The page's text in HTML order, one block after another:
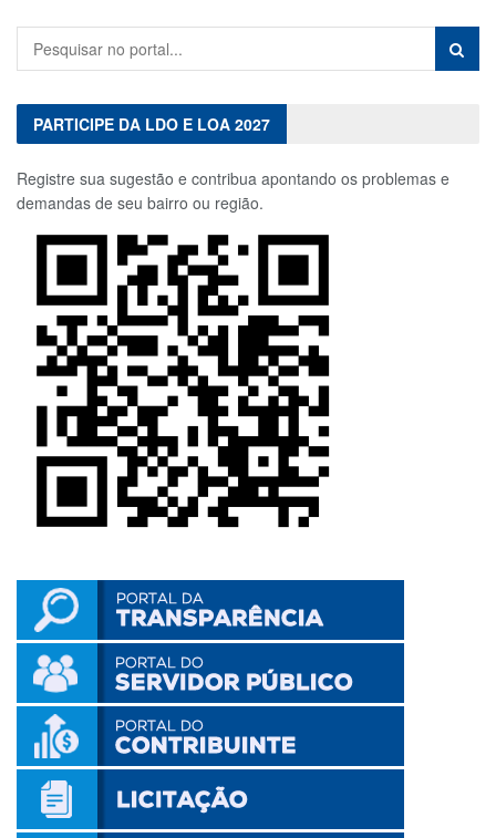
PARTICIPE DA LDO E LOA 2027
Registre sua sugestão e contribua apontando os problemas e
demandas de seu bairro ou região.